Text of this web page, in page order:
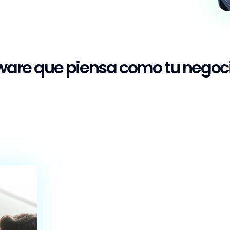
que piensa como tu